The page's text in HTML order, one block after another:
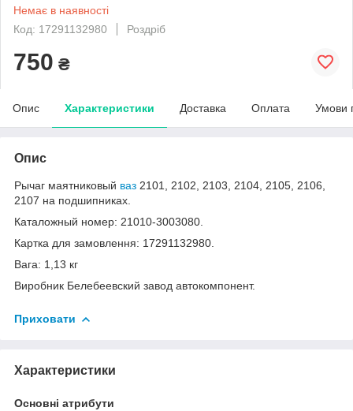
Немає в наявності
Код: 17291132980
Роздріб
750 ₴
Опис Характеристики Доставка Оплата Умови
Опис
Рычаг маятниковый ваз 2101, 2102, 2103, 2104, 2105, 2106,
2107 на подшипниках.
Каталожный номер: 21010-3003080.
Картка для замовлення: 17291132980.
Вага: 1,13 кг
Виробник Белебеевский завод автокомпонент.
Приховати
Характеристики
Основні атрибути